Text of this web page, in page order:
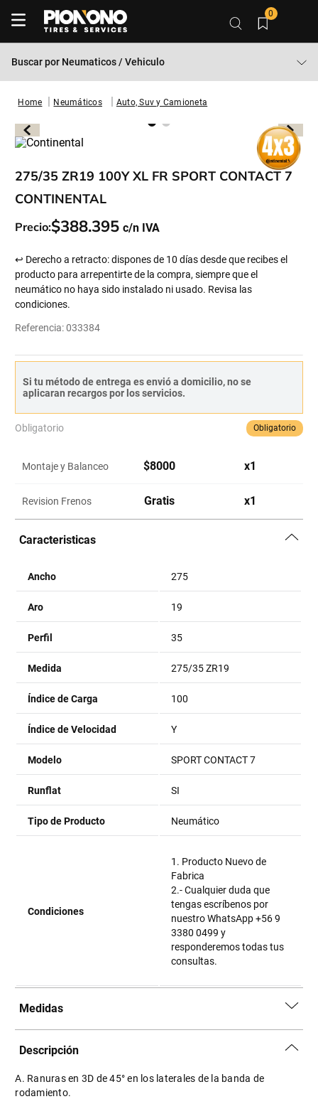
0
Buscar por Neumaticos / Vehiculo
Neumáticos Auto, Suv y Camioneta
275/35 ZR19 100Y XL FR SPORT CONTACT 7
CONTINENTAL
Precio:$388.395
↩ Derecho a retracto: dispones de 10 días desde que recibes el
producto para arrepentirte de la compra, siempre que el
neumático no haya sido instalado ni usado. Revisa las
condiciones.
Referencia:033384
Si tu método de entrega es envió a domicilio, no se
aplicaran recargos por los servicios.
Obligatorio Obligatorio
Montaje y Balanceo $8000 x1
Revision Frenos Gratis x1
Caracteristicas
Ancho 275
Aro 19
Perfil 35
Medida 275/35 ZR19
Índice de Carga 100
Índice de Velocidad Y
Modelo SPORT CONTACT 7
Runflat SI
Tipo de Producto Neumático
Condiciones
1. Producto Nuevo de
Fabrica
2.- Cualquier duda que
tengas escríbenos por
nuestro WhatsApp +56 9
3380 0499 y
responderemos todas tus
consultas.
Medidas
Descripción
A. Ranuras en 3D de 45° en los laterales de la banda de
rodamiento.